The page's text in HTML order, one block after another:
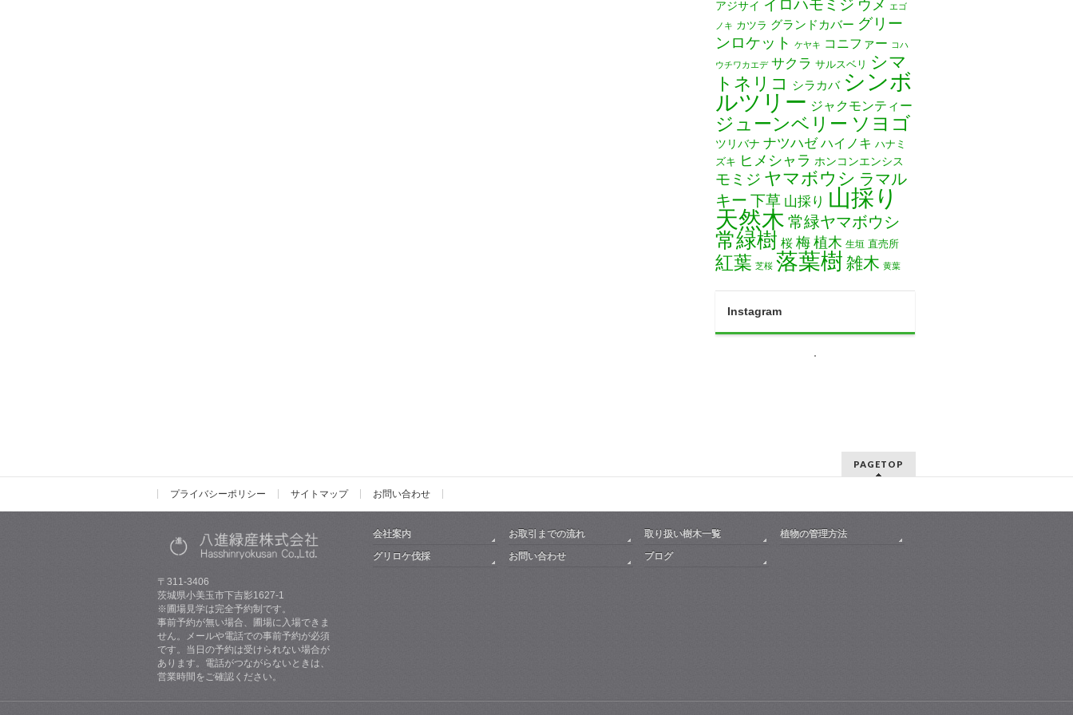
アジサイ イロハモミジ ウメ
エゴ
ノキ カツラ グランドカバー グリー
ンロケット
ケヤキ コニファー コハ
ウチワカエデ サクラ サルスベリ シマ
トネリコ
シラカバ シンボ
ルツリー ジャクモンティー
ジューンベリー ソヨゴ
ツリバナ ナツハゼ ハイノキ ハナミ
ズキ ヒメシャラ ホンコンエンシス
モミジ ヤマボウシ ラマル
キー 下草 山採り 山採り
天然木 常緑ヤマボウシ
常緑樹 桜 梅 植木 生垣 直売所
紅葉 芝桜 落葉樹 雑木 黄葉
Instagram
PAGETOP
プライバシーポリシー サイトマップ お問い合わせ
〒311-3406
茨城県小美玉市下吉影1627-1
※圃場見学は完全予約制です。
事前予約が無い場合、圃場に入場できま
せん。メールや電話での事前予約が必須
です。当日の予約は受けられない場合が
あります。電話がつながらないときは、
営業時間をご確認ください。
会社案内 お取引までの流れ 取り扱い樹木一覧
植物の管理方法
グリロケ伐採
お問い合わせ ブログ